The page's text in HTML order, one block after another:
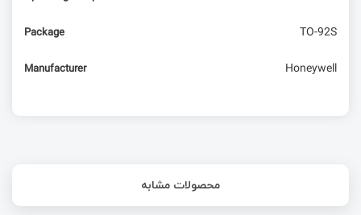
Package TO-92S
Manufacturer Honeywell
محصولات مشابه